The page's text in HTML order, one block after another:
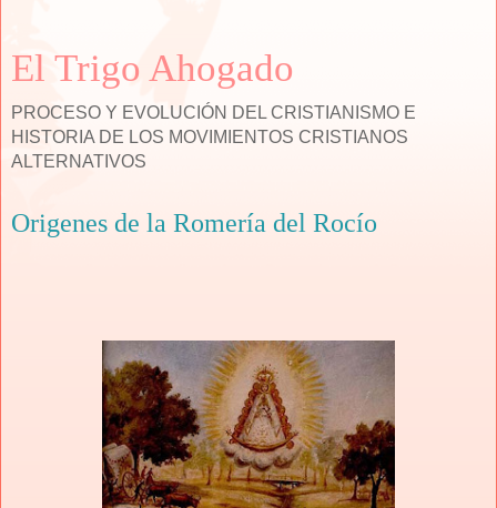
El Trigo Ahogado
PROCESO Y EVOLUCIÓN DEL CRISTIANISMO E
HISTORIA DE LOS MOVIMIENTOS CRISTIANOS
ALTERNATIVOS
Origenes de la Romería del Rocío